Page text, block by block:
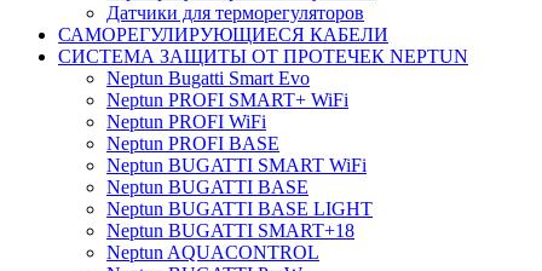
Датчики для терморегуляторов
САМОРЕГУЛИРУЮЩИЕСЯ КАБЕЛИ
СИСТЕМА ЗАЩИТЫ ОТ ПРОТЕЧЕК NEPTUN
Neptun Bugatti Smart Evo
Neptun PROFI SMART+ WiFi
Neptun PROFI WiFi
Neptun PROFI BASE
Neptun BUGATTI SMART WiFi
Neptun BUGATTI BASE
Neptun BUGATTI BASE LIGHT
Neptun BUGATTI SMART+18
Neptun AQUACONTROL